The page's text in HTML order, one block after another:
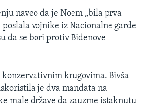
naveo da je Noem „bila prva
vojnike iz Nacionalne garde
da se bori protiv Bidenove
konzervativnim krugovima. Bivša
je dva mandata na
male države da zauzme istaknutu